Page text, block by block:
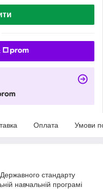
Оплата Умови
Державного стандарту
навчальній програмі